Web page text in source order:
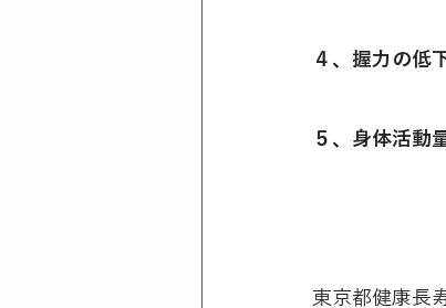
４、握力の低
５、身体活動
東京都健康長